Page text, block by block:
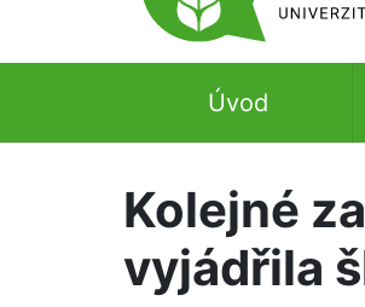
Úvod
Kolejné
vyjádřila